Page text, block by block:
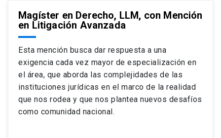
Magíster en Derecho, LLM, con Mención
en Litigación Avanzada
Esta mención busca dar respuesta a una
exigencia cada vez mayor de especialización en
el área, que aborda las complejidades de las
instituciones jurídicas en el marco de la realidad
que nos rodea y que nos plantea nuevos desafíos
como comunidad nacional.